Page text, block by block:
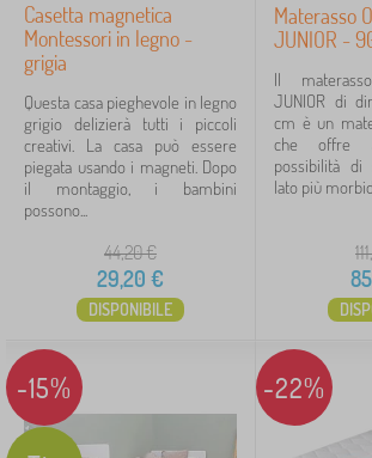
Casetta magnetica
Montessori in legno -
grigia
Questa casa pieghevole in legno
grigio delizierà tutti i piccoli
creativi. La casa può essere
piegata usando i magneti. Dopo
il montaggio, i bambini
possono...
44,20€
29,20 €
DISPONIBILE
Materasso
JUNIOR -
Il
JUNIOR di
cm è un
che offre
possibilità
lato più
-15% -22%